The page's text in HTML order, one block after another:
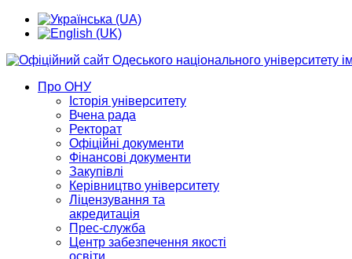
Про ОНУ
Історія університету
Вчена рада
Ректорат
Офіційні документи
Фінансові документи
Закупівлі
Керівництво університету
Ліцензування та
акредитація
Прес-служба
Центр забезпечення якості
освіти